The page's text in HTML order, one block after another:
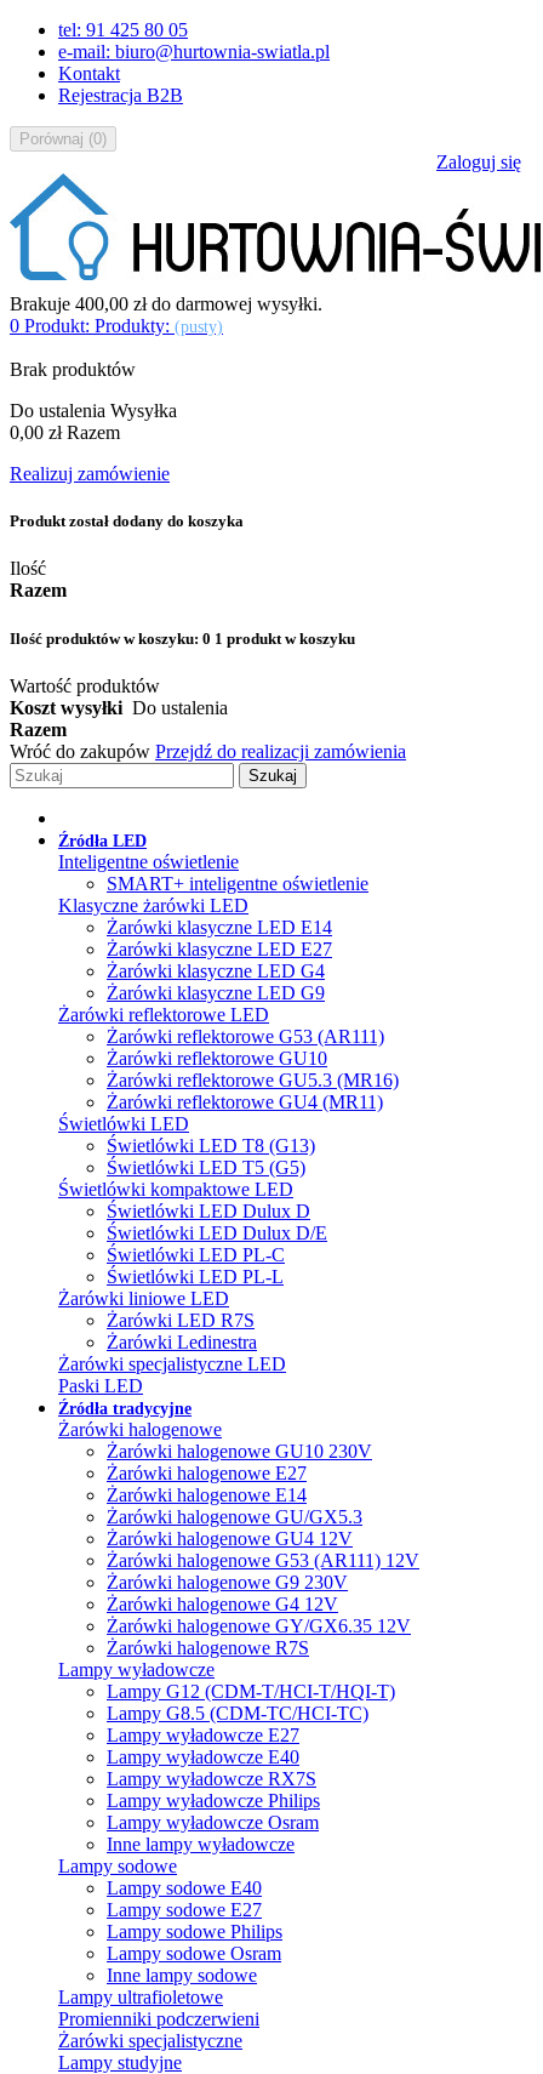
tel: 91 425 80 05
e-mail: biuro@hurtownia-swiatla.pl
Kontakt
Rejestracja B2B
Porównaj (0)
Zaloguj się
Brakuje 400,00 złdo darmowej wysyłki.
0 Produkt: Produkty: (pusty)
Brak produktów
Do ustalenia Wysyłka
0,00 zł Razem
Realizuj zamówienie
Produkt został dodany do koszyka
Ilość
Razem
Ilość produktów w koszyku: 0 1 produkt w koszyku
Wartość produktów
Koszt wysyłki Do ustalenia
Razem
Wróć do zakupów Przejdź do realizacji zamówienia
Szukaj
Źródła LED
Inteligentne oświetlenie
SMART+ inteligentne oświetlenie
Klasyczne żarówki LED
Żarówki klasyczne LED E14
Żarówki klasyczne LED E27
Żarówki klasyczne LED G4
Żarówki klasyczne LED G9
Żarówki reflektorowe LED
Żarówki reflektorowe G53 (AR111)
Żarówki reflektorowe GU10
Żarówki reflektorowe GU5.3 (MR16)
Żarówki reflektorowe GU4 (MR11)
Świetlówki LED
Świetlówki LED T8 (G13)
Świetlówki LED T5 (G5)
Świetlówki kompaktowe LED
Świetlówki LED Dulux D
Świetlówki LED Dulux D/E
Świetlówki LED PL-C
Świetlówki LED PL-L
Żarówki liniowe LED
Żarówki LED R7S
Żarówki Ledinestra
Żarówki specjalistyczne LED
Paski LED
Źródła tradycyjne
Żarówki halogenowe
Żarówki halogenowe GU10 230V
Żarówki halogenowe E27
Żarówki halogenowe E14
Żarówki halogenowe GU/GX5.3
Żarówki halogenowe GU4 12V
Żarówki halogenowe G53 (AR111) 12V
Żarówki halogenowe G9 230V
Żarówki halogenowe G4 12V
Żarówki halogenowe GY/GX6.35 12V
Żarówki halogenowe R7S
Lampy wyładowcze
Lampy G12 (CDM-T/HCI-T/HQI-T)
Lampy G8.5 (CDM-TC/HCI-TC)
Lampy wyładowcze E27
Lampy wyładowcze E40
Lampy wyładowcze RX7S
Lampy wyładowcze Philips
Lampy wyładowcze Osram
Inne lampy wyładowcze
Lampy sodowe
Lampy sodowe E40
Lampy sodowe E27
Lampy sodowe Philips
Lampy sodowe Osram
Inne lampy sodowe
Lampy ultrafioletowe
Promienniki podczerwieni
Żarówki specjalistyczne
Lampy studyjne